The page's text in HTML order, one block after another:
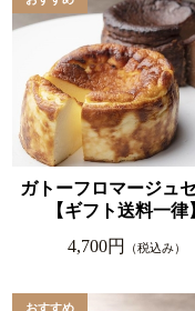
ガトーフロマージュ
【ギフト送料一律
4,700円
（税込み）